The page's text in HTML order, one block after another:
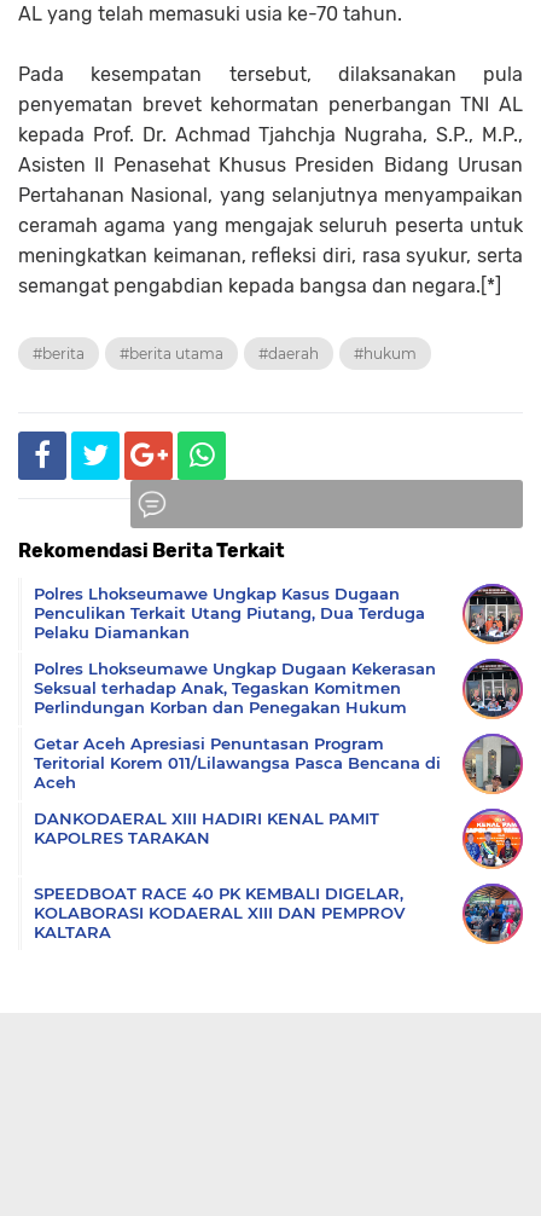
AL yang telah memasuki usia ke-70 tahun.
Pada kesempatan tersebut, dilaksanakan pula
penyematan brevet kehormatan penerbangan TNI AL
kepada Prof. Dr. Achmad Tjahchja Nugraha, S.P., M.P.,
Asisten II Penasehat Khusus Presiden Bidang Urusan
Pertahanan Nasional, yang selanjutnya menyampaikan
ceramah agama yang mengajak seluruh peserta untuk
meningkatkan keimanan, refleksi diri, rasa syukur, serta
semangat pengabdian kepada bangsa dan negara.[*]
#berita #berita utama #daerah #hukum
Rekomendasi Berita Terkait
Polres Lhokseumawe Ungkap Kasus Dugaan
Penculikan Terkait Utang Piutang, Dua Terduga
Pelaku Diamankan
Polres Lhokseumawe Ungkap Dugaan Kekerasan
Seksual terhadap Anak, Tegaskan Komitmen
Perlindungan Korban dan Penegakan Hukum
Getar Aceh Apresiasi Penuntasan Program
Teritorial Korem 011/Lilawangsa Pasca Bencana di
Aceh
DANKODAERAL XIII HADIRI KENAL PAMIT
KAPOLRES TARAKAN
SPEEDBOAT RACE 40 PK KEMBALI DIGELAR,
KOLABORASI KODAERAL XIII DAN PEMPROV
KALTARA